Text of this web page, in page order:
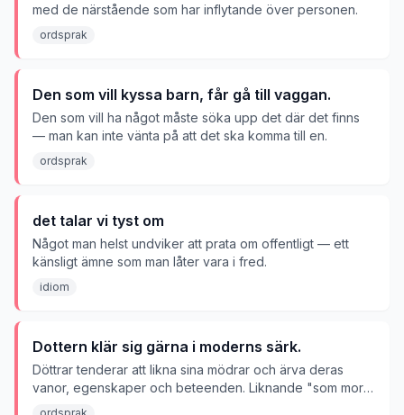
med de närstående som har inflytande över personen.
ordsprak
Den som vill kyssa barn, får gå till vaggan.
Den som vill ha något måste söka upp det där det finns
— man kan inte vänta på att det ska komma till en.
ordsprak
det talar vi tyst om
Något man helst undviker att prata om offentligt — ett
känsligt ämne som man låter vara i fred.
idiom
Dottern klär sig gärna i moderns särk.
Döttrar tenderar att likna sina mödrar och ärva deras
vanor, egenskaper och beteenden. Liknande "som mor,
så dotter."